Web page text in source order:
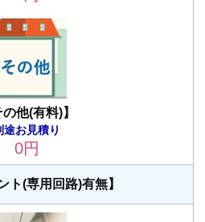
の他(有料)】
途お見積り
0円
ト(専用回路)有無】